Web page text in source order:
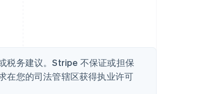
税务建议。Stripe 不保证或担保
在您的司法管辖区获得执业许可